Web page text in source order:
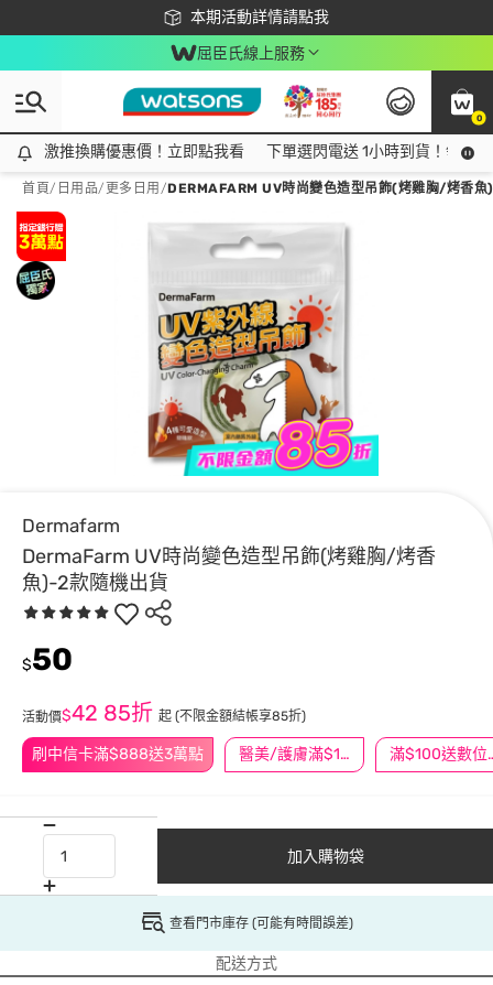
本期活動詳情請點我
下載app最高回饋$350
屈臣氏線上服務
0
激推換購優惠價！立即點我看
激推換購優惠價！立即點我看 下單選閃電送 1小時到貨！領神
首頁/ 日用品/ 更多日用 /DERMAFARM UV時尚變色造型吊飾(烤雞胸/烤香
Dermafarm
DermaFarm UV時尚變色造型吊飾(烤雞胸/烤香
魚)-2款隨機出貨
刷中信卡滿$888送3萬點 醫美/護膚滿$1200送$200 滿
$50
活動價$42 85折 起 (不限金額結帳享85折)
加入購物袋
查看門市庫存 (可能有時間誤差)
配送方式